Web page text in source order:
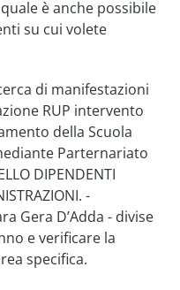
è anche possibile
su cui volete
di manifestazioni
RUP intervento
della Scuola
Parternariato
DIPENDENTI
-
Gera D’Adda - divise
e verificare la
specifica.